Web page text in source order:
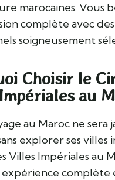
marocaines. Vous
complète avec
soigneusement
Choisir le
au
au Maroc ne sera
explorer ses villes
Villes Impériales au
complète